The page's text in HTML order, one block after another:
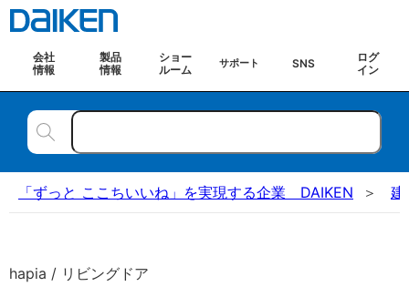
会社
情報
製品
情報
ショー
ルーム
サポート SNS
ログ
イン
「ずっと ここちいいね」を実現する企業 DAIKEN 建
hapia / リビングドア